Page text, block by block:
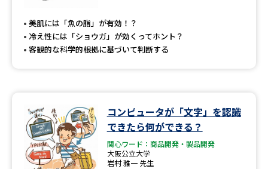
美肌には「魚の脂」が有効！？
冷え性には「ショウガ」が効くってホント？
客観的な科学的根拠に基づいて判断する
コンピュータが「文字」を認識
できたら何ができる？
関心ワード：商品開発・製品開発
大阪公立大学
岩村 雅一 先生